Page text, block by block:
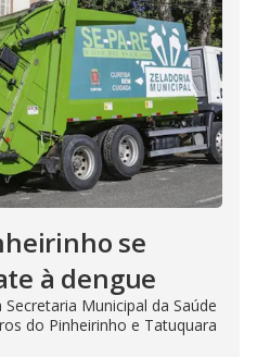
se
à dengue
Municipal da Saúde
do Pinheirinho e Tatuquara